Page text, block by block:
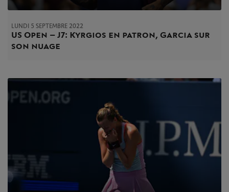
LUNDI 5 SEPTEMBRE 2022
US Open – J7 : Kyrgios en patron, Garcia sur
son nuage